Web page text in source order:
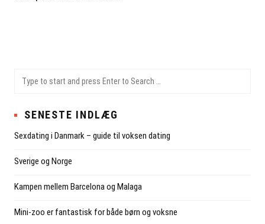
SENESTE INDLÆG
Sexdating i Danmark – guide til voksen dating
Sverige og Norge
Kampen mellem Barcelona og Malaga
Mini-zoo er fantastisk for både børn og voksne